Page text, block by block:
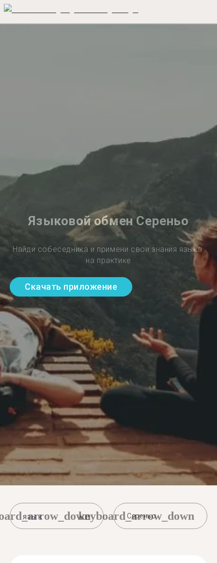
Языковой обмен Сереньо
Найди собеседника и примени свои знания языка
на практике
Скачать приложение
Сереньо
keyboard_arrow_down